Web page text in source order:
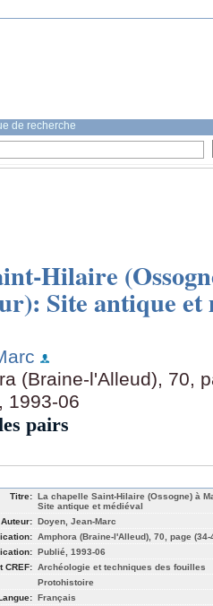
de recherche
Hilaire
Site antique et
(Braine-l'Alleud), 70,
1993-06
pairs
Titre: La chapelle Saint-Hilaire (Ossogne) à
Site antique et médiéval
Auteur: Doyen, Jean-Marc
Amphora (Braine-l'Alleud), 70, page (34-
Publié, 1993-06
CREF: Archéologie et techniques des fouilles
Protohistoire
Français